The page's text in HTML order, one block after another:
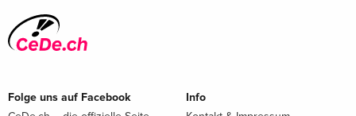
Folge uns auf Facebook
Info